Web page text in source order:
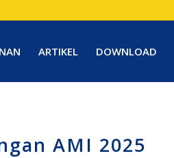
ARTIKEL DOWNLOAD
AMI 2025